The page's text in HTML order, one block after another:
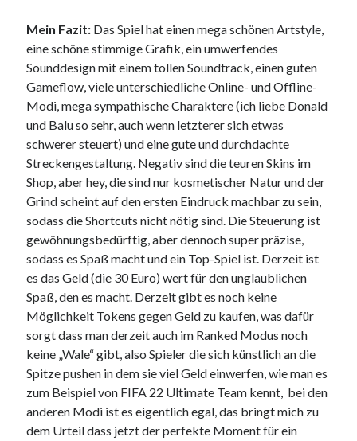
Mein Fazit: Das Spiel hat einen mega schönen Artstyle,
eine schöne stimmige Grafik, ein umwerfendes
Sounddesign mit einem tollen Soundtrack, einen guten
Gameflow, viele unterschiedliche Online- und Offline-
Modi, mega sympathische Charaktere (ich liebe Donald
und Balu so sehr, auch wenn letzterer sich etwas
schwerer steuert) und eine gute und durchdachte
Streckengestaltung. Negativ sind die teuren Skins im
Shop, aber hey, die sind nur kosmetischer Natur und der
Grind scheint auf den ersten Eindruck machbar zu sein,
sodass die Shortcuts nicht nötig sind. Die Steuerung ist
gewöhnungsbedürftig, aber dennoch super präzise,
sodass es Spaß macht und ein Top-Spiel ist. Derzeit ist
es das Geld (die 30 Euro) wert für den unglaublichen
Spaß, den es macht. Derzeit gibt es noch keine
Möglichkeit Tokens gegen Geld zu kaufen, was dafür
sorgt dass man derzeit auch im Ranked Modus noch
keine „Wale“ gibt, also Spieler die sich künstlich an die
Spitze pushen in dem sie viel Geld einwerfen, wie man es
zum Beispiel von FIFA 22 Ultimate Team kennt, bei den
anderen Modi ist es eigentlich egal, das bringt mich zu
dem Urteil dass jetzt der perfekte Moment für ein